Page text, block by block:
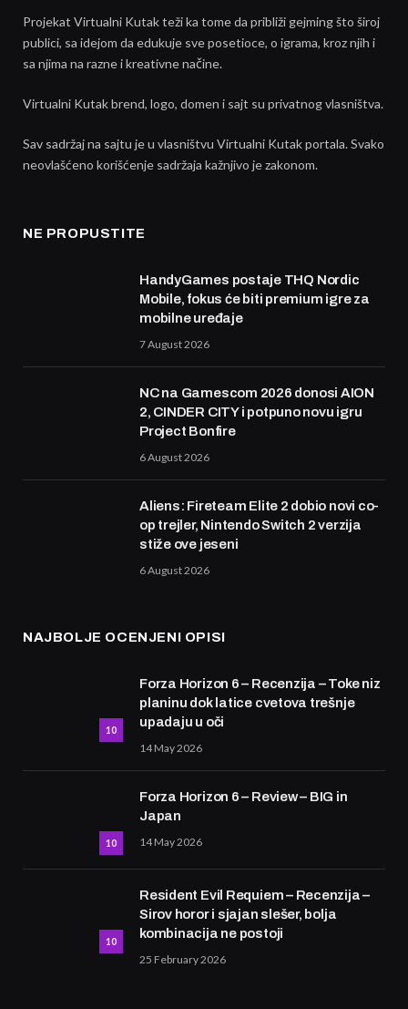
Projekat Virtualni Kutak teži ka tome da približi gejming što široj
publici, sa idejom da edukuje sve posetioce, o igrama, kroz njih i
sa njima na razne i kreativne načine.
Virtualni Kutak brend, logo, domen i sajt su privatnog vlasništva.
Sav sadržaj na sajtu je u vlasništvu Virtualni Kutak portala. Svako
neovlašćeno korišćenje sadržaja kažnjivo je zakonom.
NE PROPUSTITE
HandyGames postaje THQ Nordic
Mobile, fokus će biti premium igre za
mobilne uređaje
7 August 2026
NC na Gamescom 2026 donosi AION
2, CINDER CITY i potpuno novu igru
Project Bonfire
6 August 2026
Aliens: Fireteam Elite 2 dobio novi co-
op trejler, Nintendo Switch 2 verzija
stiže ove jeseni
6 August 2026
NAJBOLJE OCENJENI OPISI
10
Forza Horizon 6 – Recenzija – Toke niz
planinu dok latice cvetova trešnje
upadaju u oči
14 May 2026
10
Forza Horizon 6 – Review – BIG in
Japan
14 May 2026
10
Resident Evil Requiem – Recenzija –
Sirov horor i sjajan slešer, bolja
kombinacija ne postoji
25 February 2026